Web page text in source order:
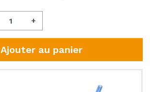
+
Ajouter au panier